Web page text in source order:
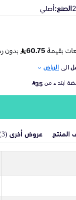
الصنع:أصلي
الى الرياض
ابتداء من35
عروض أخرى (3)